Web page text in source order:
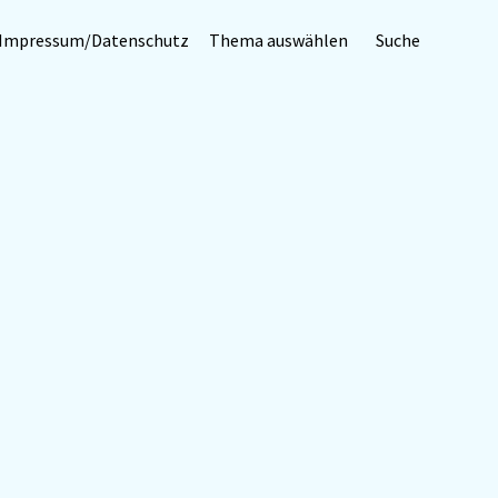
Impressum/Datenschutz Thema auswählen Suche